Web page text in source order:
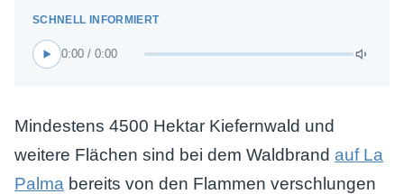
0:00 / 0:00
Mindestens 4500 Hektar Kiefernwald und
weitere Flächen sind bei dem Waldbrand auf La
Palma bereits von den Flammen verschlungen